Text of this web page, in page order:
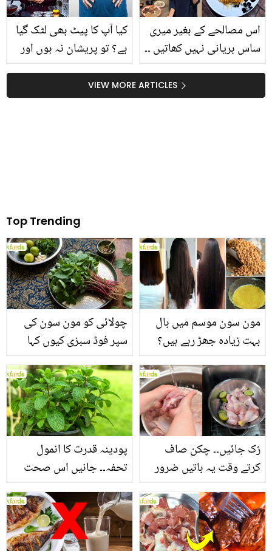
کیا آپ کا پیٹ بھی لٹک گیا
ہے؟ تو پریشان نہ ہوں اور
آزمائیں ڈاکٹر بلقیس کا
بتایا ہوا وہ آسان طریقہ،
جو ڈائٹنگ کے بغیر سمارٹ
اس مصالحے کے بغیر میری
ساس بریانی نہیں کھاتیں ۔۔
سپائسی ذائقے دار بریانی
مصالحہ گھر میں کیسے
بنایا جاتا ہے؟ ویڈیو
VIEW MORE ARTICLES
Top Trending
چولائی کو مون سون کی
سپر فوڈ سبزی کیوں کہا
جاتا ہے؟ جانیں وٹامنز،
منرلز اور اینٹی آکسیڈنٹس
سے بھرپور اس سبزی کے
فائدے
مون سون موسم میں بال
بہت زیادہ جھڑ رہے ہیں؟
جانیں بالوں کو مضبوط
بنانے کے چند قدرتی طریقے
پودینہ قدرت کا انمول
تحفہ۔۔ جانیں اس صحت
بخش پتوں کے 10 حیرت
انگیز طبی فوائد
رُک جائیں۔۔ چکن صاف
کرتے وقت یہ باتیں ضرور
یاد رکھیں